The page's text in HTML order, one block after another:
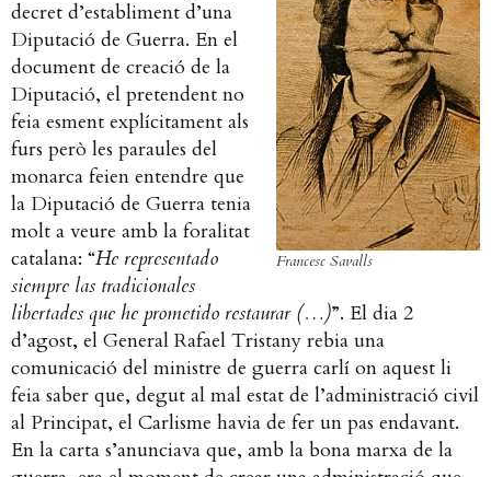
Francesc Savalls
decret d’establiment d’una
Diputació de Guerra. En el
document de creació de la
Diputació, el pretendent no
feia esment explícitament als
furs però les paraules del
monarca feien entendre que
la Diputació de Guerra tenia
molt a veure amb la foralitat
catalana: “He representado
siempre las tradicionales
libertades que he prometido restaurar (…)”. El dia 2
d’agost, el General Rafael Tristany rebia una
comunicació del ministre de guerra carlí on aquest li
feia saber que, degut al mal estat de l’administració civil
al Principat, el Carlisme havia de fer un pas endavant.
En la carta s’anunciava que, amb la bona marxa de la